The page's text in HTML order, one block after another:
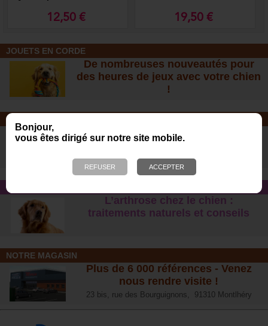
Bonjour,
vous êtes dirigé sur notre site mobile.
12,50 € 19,50 €
JOUETS EN CORDE
De nombreuses nouveautés pour
des heures de jeux avec votre chien
!
SOINS ET SHAMPOOING
Tout pour l'hygiène et les soins de
votre chien !
CONSEIL SANTÉ
L’arthrose chez le chien :
traitements naturels et conseils
NOTRE MAGASIN
Plus de 6 000 références - Venez
nous rendre visite !
23 bis, rue des Bourguignons, 91310 Montlhéry